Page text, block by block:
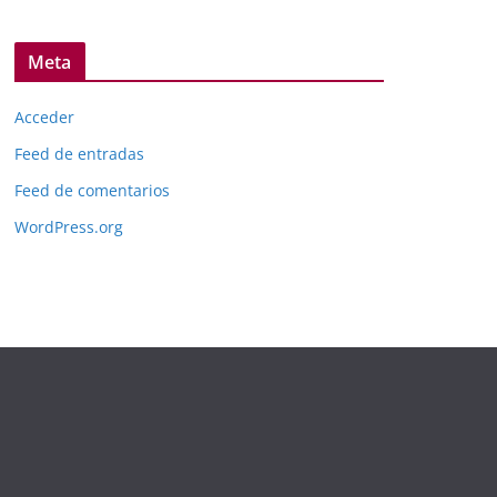
Meta
Acceder
Feed de entradas
Feed de comentarios
WordPress.org